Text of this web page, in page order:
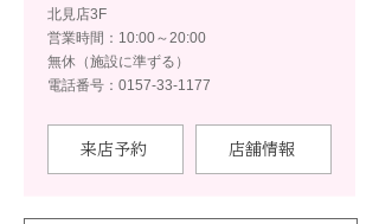
北見店3F
営業時間：10:00～20:00
無休（施設に準ずる）
電話番号：0157-33-1177
来店予約 店舗情報